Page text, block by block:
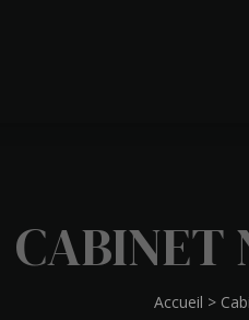
CABINET
Accueil >